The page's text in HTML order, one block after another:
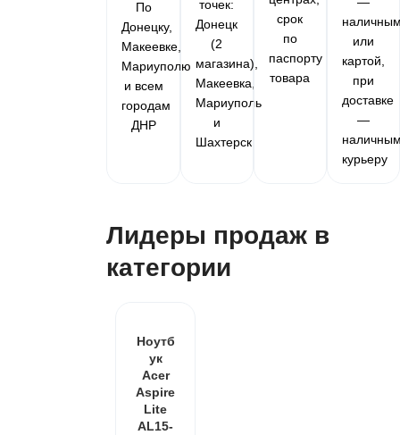
По
Донецку,
Макеевке,
Мариуполю
и всем
городам
ДНР
точек:
Донецк
(2
магазина),
Макеевка,
Мариуполь
и
Шахтерск
срок
по
паспорту
товара
или
картой,
при
доставке
—
курьеру
Лидеры продаж в
категории
Ноутб
ук
Acer
Aspire
Lite
AL15-